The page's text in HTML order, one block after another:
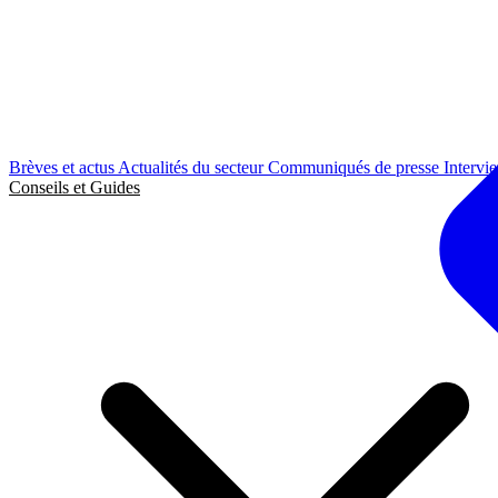
Brèves et actus Actualités du secteurCommuniqués de presse
Conseils et Guides